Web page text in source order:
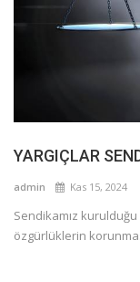
YARGIÇLAR
admin Kas 15, 2024
Sendikamız
özgürlüklerin